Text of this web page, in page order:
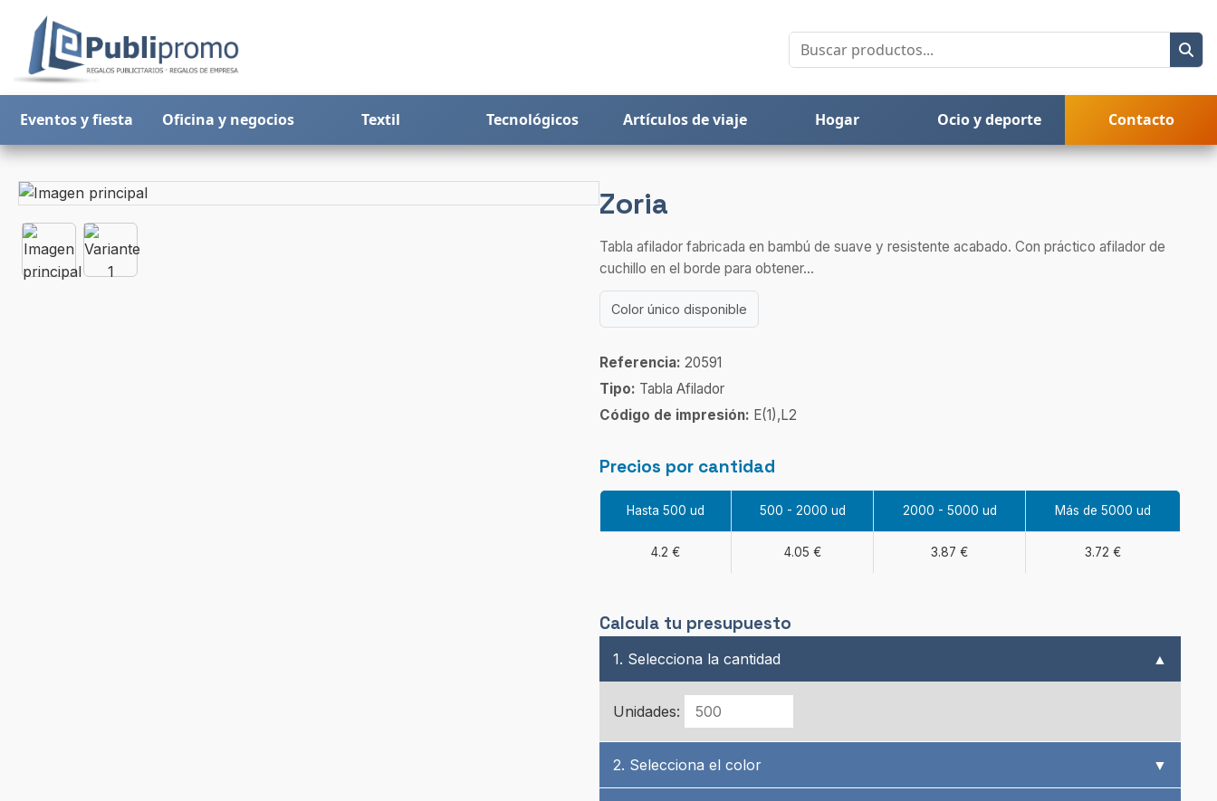
Eventos y fiesta Oficina y negocios Textil Tecnológicos Artículos de viaje Hogar Ocio y deporte Contacto
Zoria
Tabla afilador fabricada en bambú de suave y resistente acabado. Con práctico afilador de
cuchillo en el borde para obtener...
Color único disponible
Referencia: 20591
Tipo: Tabla Afilador
Código de impresión: E(1),L2
Precios por cantidad
Hasta 500 ud 500 - 2000 ud 2000 - 5000 ud Más de 5000 ud
4.2 € 4.05 € 3.87 € 3.72 €
Calcula tu presupuesto
1. Selecciona la cantidad ▲
Unidades:
2. Selecciona el color ▼